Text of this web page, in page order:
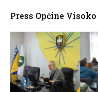
Press Općine Visoko